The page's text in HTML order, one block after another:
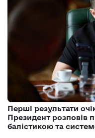
Перші результати
Президент розповів
балістикою та